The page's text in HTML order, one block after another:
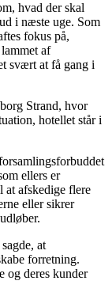
hvad der skal
i næste uge. Som
fokus på,
af
svært at få gang i
Strand, hvor
hotellet står i
ellers er
at afskedige flere
eller sikrer
at
forretning.
og deres kunder